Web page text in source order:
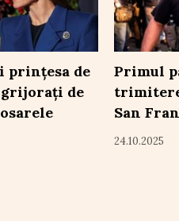
de
de
Primul
San
24.10.2025